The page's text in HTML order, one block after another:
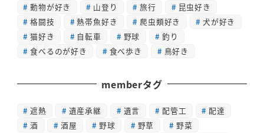
動物が好き
山登り 旅行
昆虫好き
格闘技
熱帯魚好き 爬虫類好き
犬が好き
猫好き
自転車 野球
釣り
食べるのが好き
食べ歩き 鳥好き
memberタグ
遮熱 遺産承継 遺言 配管工
配達
酒
酒屋 野球 野草
野菜